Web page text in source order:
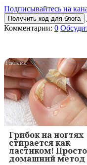
Подписывайтесь на
Получить код для блога
Комментарии: 0
Грибок на ногтях
стирается как
ластиком!
домашний метод